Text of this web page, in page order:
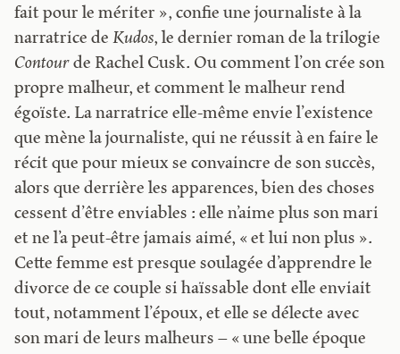
fait pour le mériter », confie une journaliste à la
narratrice deKudos, le dernier roman de la trilogie
Contourde Rachel Cusk. Ou comment l’on crée son
propre malheur, et comment le malheur rend
égoïste. La narratrice elle-même envie l’existence
que mène la journaliste, qui ne réussit à en faire le
récit que pour mieux se convaincre de son succès,
alors que derrière les apparences, bien des choses
cessent d’être enviables : elle n’aime plus son mari
et ne l’a peut-être jamais aimé, « et lui non plus ».
Cette femme est presque soulagée d’apprendre le
divorce de ce couple si haïssable dont elle enviait
tout, notamment l’époux, et elle se délecte avec
son mari de leurs malheurs – « une belle époque